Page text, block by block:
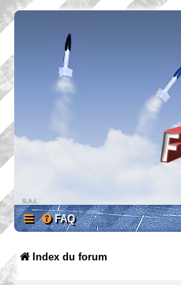
FAQ
Index du forum